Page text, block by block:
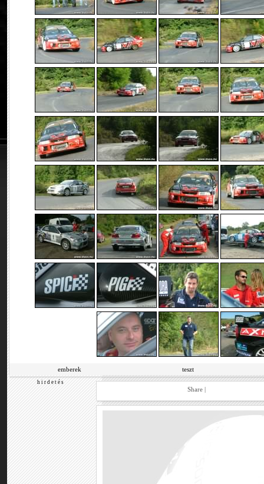
emberek teszt
h i r d e t é s
Share |